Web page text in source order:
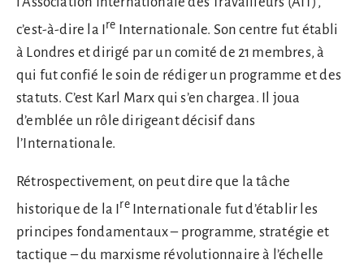
c’est-à-dire la I
re
Internationale. Son centre fut établi
à Londres et dirigé par un comité de 21 membres, à
qui fut confié le soin de rédiger un programme et des
statuts. C’est Karl Marx qui s’en chargea. Il joua
d’emblée un rôle dirigeant décisif dans
l’Internationale.
Rétrospectivement, on peut dire que la tâche
historique de la Ire Internationale fut d’établir les
principes fondamentaux – programme, stratégie et
tactique – du marxisme révolutionnaire à l’échelle